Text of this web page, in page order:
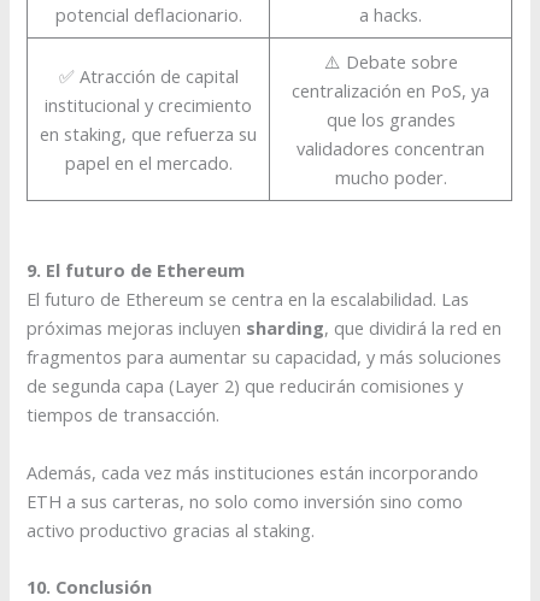
potencial deflacionario.
a hacks.
✅ Atracción de capital
institucional y crecimiento
en staking, que refuerza su
papel en el mercado.
⚠️ Debate sobre
centralización en PoS, ya
que los grandes
validadores concentran
mucho poder.
9. El futuro de Ethereum
El futuro de Ethereum se centra en la escalabilidad. Las
próximas mejoras incluyen sharding, que dividirá la red en
fragmentos para aumentar su capacidad, y más soluciones
de segunda capa (Layer 2) que reducirán comisiones y
tiempos de transacción.
Además, cada vez más instituciones están incorporando
ETH a sus carteras, no solo como inversión sino como
activo productivo gracias al staking.
10. Conclusión